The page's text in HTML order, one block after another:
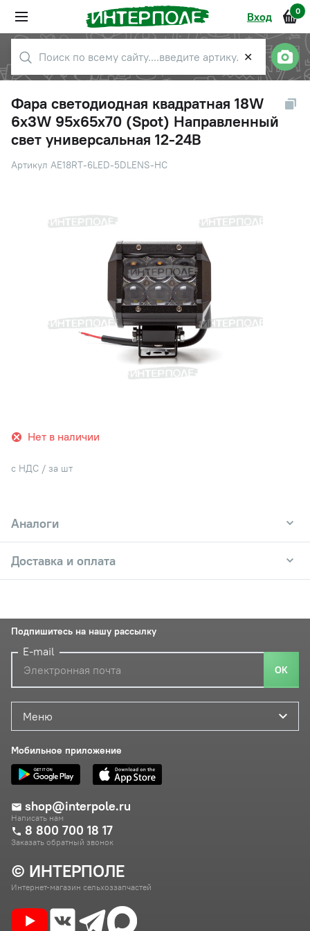
Вход 0
✕
Фара светодиодная квадратная 18W
6х3W 95x65x70 (Spot) Направленный
свет универсальная 12-24В
Артикул AE18RT-6LED-5DLENS-HC
Нет в наличии
с НДС / за шт
Аналоги
Доставка и оплата
© ИНТЕРПОЛЕ
Интернет-магазин сельхоззапчастей
Меню
Мобильное приложение
shop@interpole.ru
Написать нам
8 800 700 18 17
Заказать обратный звонок
Подпишитесь на нашу рассылку
E-mail
ОК